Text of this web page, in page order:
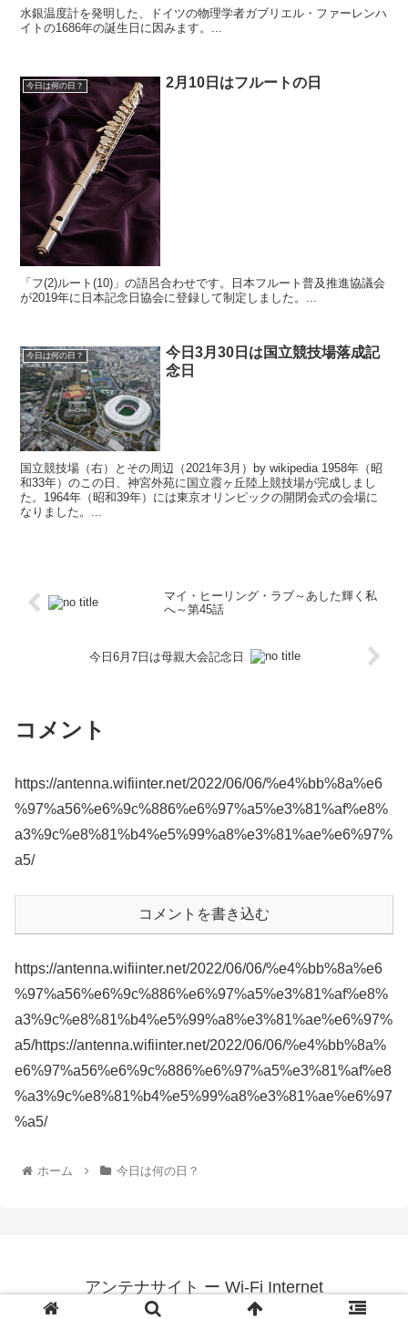
水銀温度計を発明した、ドイツの物理学者ガブリエル・ファーレンハ
イトの1686年の誕生日に因みます。...
今日は何の日？ 2月10日はフルートの日
「フ(2)ルート(10)」の語呂合わせです。日本フルート普及推進協議会
が2019年に日本記念日協会に登録して制定しました。...
今日は何の日？
今日3月30日は国立競技場落成記
念日
国立競技場（右）とその周辺（2021年3月）by wikipedia 1958年（昭
和33年）のこの日、神宮外苑に国立霞ヶ丘陸上競技場が完成しまし
た。1964年（昭和39年）には東京オリンピックの開閉会式の会場に
なりました。...
マイ・ヒーリング・ラブ～あした輝く私
へ～第45話
今日6月7日は母親大会記念日
コメント
https://antenna.wifiinter.net/2022/06/06/%e4%bb%8a%e6
%97%a56%e6%9c%886%e6%97%a5%e3%81%af%e8%
a3%9c%e8%81%b4%e5%99%a8%e3%81%ae%e6%97%
a5/
コメントを書き込む
https://antenna.wifiinter.net/2022/06/06/%e4%bb%8a%e6
%97%a56%e6%9c%886%e6%97%a5%e3%81%af%e8%
a3%9c%e8%81%b4%e5%99%a8%e3%81%ae%e6%97%
a5/https://antenna.wifiinter.net/2022/06/06/%e4%bb%8a%
e6%97%a56%e6%9c%886%e6%97%a5%e3%81%af%e8
%a3%9c%e8%81%b4%e5%99%a8%e3%81%ae%e6%97
%a5/
ホーム 今日は何の日？
アンテナサイト ー Wi-Fi Internet
© 2022 アンテナサイト ー Wi-Fi Internet.